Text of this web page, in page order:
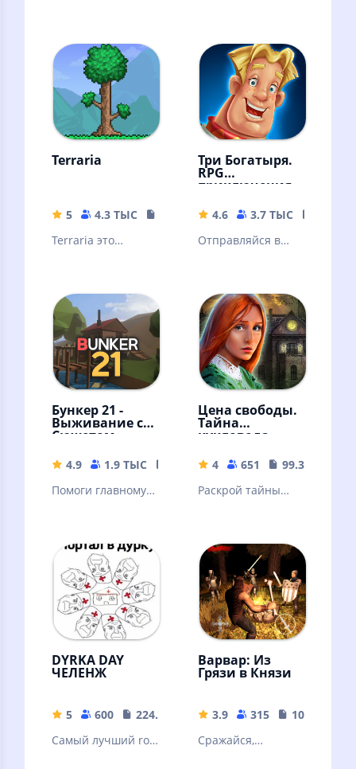
Terraria
5 4.3 ТЫС
137.6 MB
Terraria это
Три Богатыря.
RPG
приключения
4.6 3.7 ТЫС
Отправляйся в
Бункер 21 -
Выживание с
Сюжетом
4.9 1.9 ТЫС
211.44 MB
Помоги главному
пройди с ним все
квесты!
Цена свободы.
Тайна
кукловода
4 651
99.3 MB
Раскрой тайны
загадочных
обитателей!
DYRKA DAY
ЧЕЛЕНЖ
5 600
224.92 MB
Самый лучший rofl
Варвар: Из
Грязи в Князи
3.9 315
108.38 MB
Сражайся,